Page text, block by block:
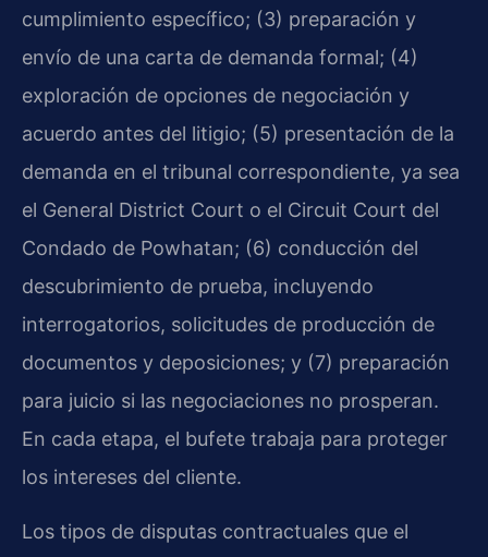
cumplimiento específico; (3) preparación y
envío de una carta de demanda formal; (4)
exploración de opciones de negociación y
acuerdo antes del litigio; (5) presentación de la
demanda en el tribunal correspondiente, ya sea
el General District Court o el Circuit Court del
Condado de Powhatan; (6) conducción del
descubrimiento de prueba, incluyendo
interrogatorios, solicitudes de producción de
documentos y deposiciones; y (7) preparación
para juicio si las negociaciones no prosperan.
En cada etapa, el bufete trabaja para proteger
los intereses del cliente.
Los tipos de disputas contractuales que el